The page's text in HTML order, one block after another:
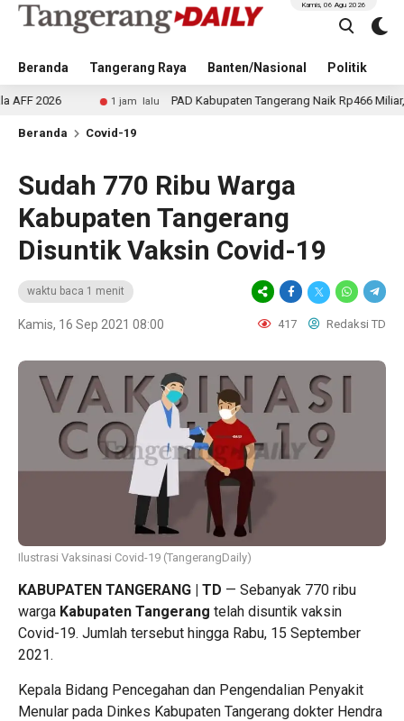
Beranda Tangerang Raya Banten/Nasional Politik
Kamis, 06 Agu 2026
1 jam lalu PAD Kabupaten Tangerang Naik Rp466 Miliar, DPRD
Beranda Covid-19
Sudah 770 Ribu Warga
Kabupaten Tangerang
Disuntik Vaksin Covid-19
waktu baca 1 menit
Kamis, 16 Sep 2021 08:00 417 Redaksi TD
Ilustrasi Vaksinasi Covid-19 (TangerangDaily)
KABUPATEN TANGERANG | TD — Sebanyak 770 ribu
warga Kabupaten Tangerang telah disuntik vaksin
Covid-19. Jumlah tersebut hingga Rabu, 15 September
2021.
Kepala Bidang Pencegahan dan Pengendalian Penyakit
Menular pada Dinkes Kabupaten Tangerang dokter Hendra